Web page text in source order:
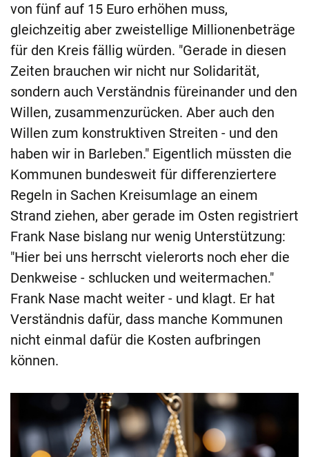
von fünf auf 15 Euro erhöhen muss,
gleichzeitig aber zweistellige Millionenbeträge
für den Kreis fällig würden. "Gerade in diesen
Zeiten brauchen wir nicht nur Solidarität,
sondern auch Verständnis füreinander und den
Willen, zusammenzurücken. Aber auch den
Willen zum konstruktiven Streiten - und den
haben wir in Barleben." Eigentlich müssten die
Kommunen bundesweit für differenziertere
Regeln in Sachen Kreisumlage an einem
Strand ziehen, aber gerade im Osten registriert
Frank Nase bislang nur wenig Unterstützung:
"Hier bei uns herrscht vielerorts noch eher die
Denkweise - schlucken und weitermachen."
Frank Nase macht weiter - und klagt. Er hat
Verständnis dafür, dass manche Kommunen
nicht einmal dafür die Kosten aufbringen
können.